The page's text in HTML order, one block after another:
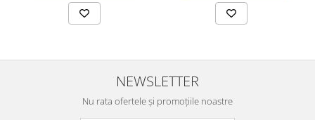
NEWSLETTER
Nu rata ofertele și promoțiile noastre